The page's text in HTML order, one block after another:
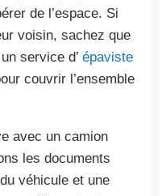
de l’espace. Si
voisin, sachez que
service d’ épaviste
couvrir l’ensemble
avec un camion
les documents
véhicule et une